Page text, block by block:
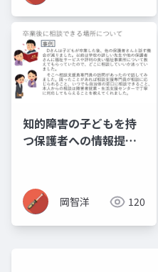
知的障害の子どもを持
つ保護者への情報提供
岡智洋 120